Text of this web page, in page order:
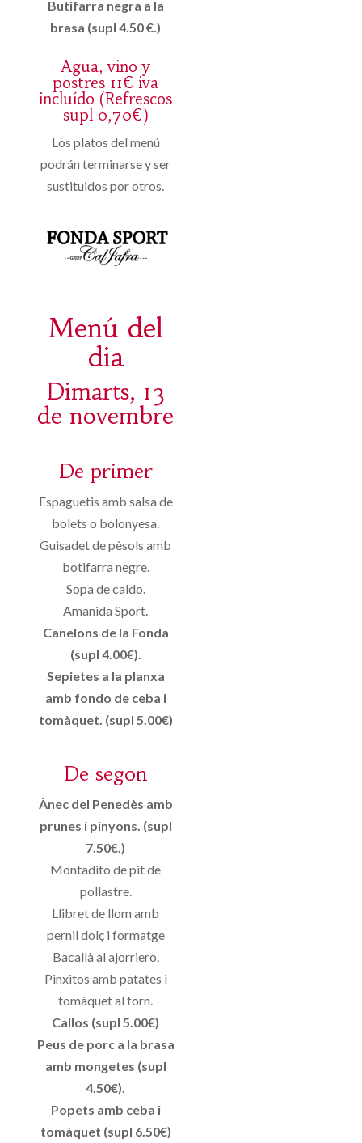
Butifarra negra a la
brasa (supl 4.50 €.)
Agua, vino y
postres 11€ iva
incluído (Refrescos
supl 0,70€)
Los platos del menú
podrán terminarse y ser
sustituidos por otros.
Menú del
dia
Dimarts, 13
de novembre
De primer
Espaguetis amb salsa de
bolets o bolonyesa.
Guisadet de pèsols amb
botifarra negre.
Sopa de caldo.
Amanida Sport.
Canelons de la Fonda
(supl 4.00€).
Sepietes a la planxa
amb fondo de ceba i
tomàquet. (supl 5.00€)
De segon
Ànec del Penedès amb
prunes i pinyons. (supl
7.50€.)
Montadito de pit de
pollastre.
Llibret de llom amb
pernil dolç i formatge
Bacallà al ajorriero.
Pinxitos amb patates i
tomàquet al forn.
Callos (supl 5.00€)
Peus de porc a la brasa
amb mongetes (supl
4.50€).
Popets amb ceba i
tomàquet (supl 6.50€)